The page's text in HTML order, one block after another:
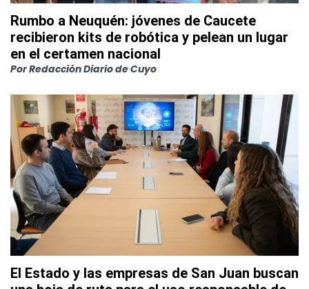
Rumbo a Neuquén: jóvenes de Caucete
recibieron kits de robótica y pelean un lugar
en el certamen nacional
PorRedacción Diario de Cuyo
El Estado y las empresas de San Juan buscan